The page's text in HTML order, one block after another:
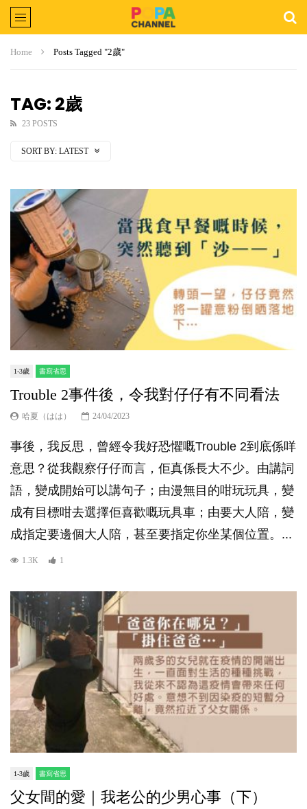
Home Posts Tagged "2歲"
TAG: 2歲
23 POSTS
SORT BY: LATEST
1-3歲 書寫省思
Trouble 2事件後，令我對仔仔有不同看法
哈夏（はは） 24/04/2023
事後，我反思，曾經令我好恐懼嘅Trouble 2到底係咩
意思？從我觀察仔仔而言，佢真係長大不少。由講詞
語，變成開始可以講句子；由漫無目的咁玩玩具，變
成有目標咁去選擇佢喜歡嘅玩具車；由要大人陪，變
成指定要邊個大人陪，甚至要指定你坐某個位置。...
1.3K 1
1-3歲 書寫省思
父女間的愛｜我老公的少男心事（下）